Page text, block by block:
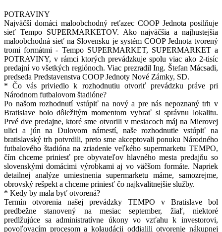
POTRAVINY
Najväčší domáci maloobchodný reťazec COOP Jednota posilňuje
sieť Tempo SUPERMARKETOV. Ako najväčšia a najhustejšia
maloobchodná sieť na Slovensku je systém COOP Jednota tvorený
tromi formátmi - Tempo SUPERMARKET, SUPERMARKET a
POTRAVINY, v rámci ktorých prevádzkuje spolu viac ako 2-tisíc
predajní vo všetkých regiónoch. Viac prezradil Ing. Štefan Mácsadi,
predseda Predstavenstva COOP Jednoty Nové Zámky, SD.
* Čo vás priviedlo k rozhodnutiu otvoriť prevádzku práve pri
Národnom futbalovom štadióne?
Po našom rozhodnutí vstúpiť na nový a pre nás nepoznaný trh v
Bratislave bolo dôležitým momentom vybrať si správnu lokalitu.
Prvé dve predajne, ktoré sme otvorili v mesiacoch máj na Mierovej
ulici a jún na Dulovom námestí, naše rozhodnutie vstúpiť na
bratislavský trh potvrdili, preto sme akceptovali ponuku Národného
futbalového štadióna na zriadenie veľkého supermarketu TEMPO,
čím chceme priniesť pre obyvateľov hlavného mesta predajňu so
slovenskými domácimi výrobkami aj vo väčšom formáte. Napriek
detailnej analýze umiestnenia supermarketu máme, samozrejme,
obrovský rešpekt a chceme priniesť čo najkvalitnejšie služby.
* Kedy by mala byť otvorená?
Termín otvorenia našej prevádzky TEMPO v Bratislave bol
predbežne stanovený na mesiac september, žiaľ, niektoré
predlžujúce sa administratívne úkony vo vzťahu k investorovi,
povoľovacím procesom a kolaudácii oddialili otvorenie nákupnej